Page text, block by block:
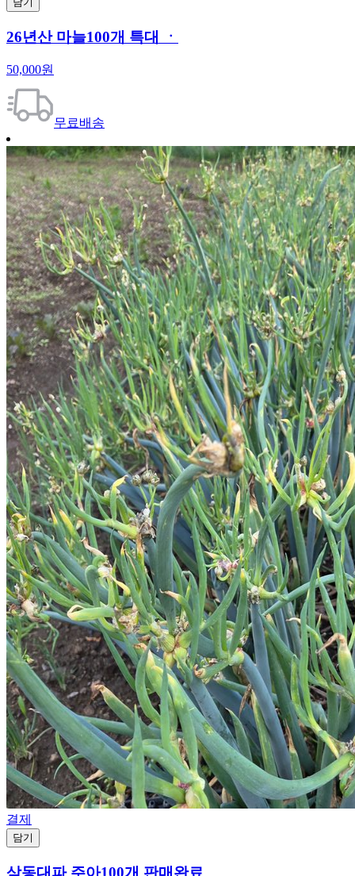
26년산 마늘100개 특대 ㆍ
50,000원
무료배송
결제
담기
삼동대파 주아100개 판매완료